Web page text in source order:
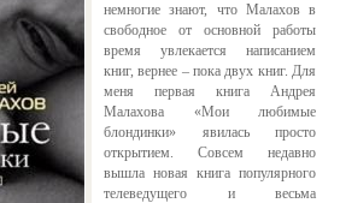
немногие знают, что Малахов в
свободное от основной работы
время увлекается написанием
книг, вернее – пока двух книг. Для
меня первая книга Андрея
Малахова «Мои любимые
блондинки» явилась просто
открытием. Совсем недавно
вышла новая книга популярного
телеведущего и весьма